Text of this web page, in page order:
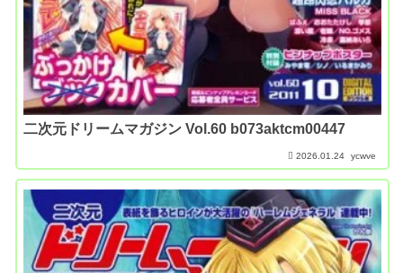
二次元ドリームマガジン Vol.60 b073aktcm00447
2026.01.24 ycwve